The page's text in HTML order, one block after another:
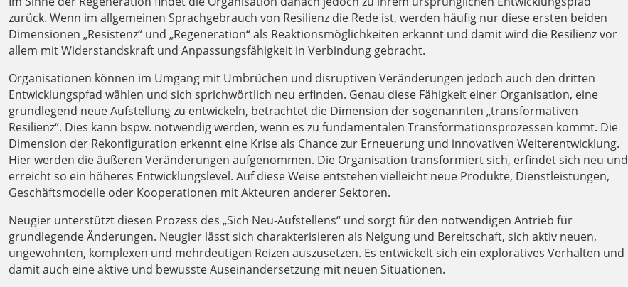
zurück. Wenn im allgemeinen Sprachgebrauch von Resilienz die Rede ist, werden häufig nur diese ersten beiden
Dimensionen „Resistenz“ und „Regeneration“ als Reaktionsmöglichkeiten erkannt und damit wird die Resilienz vor
allem mit Widerstandskraft und Anpassungsfähigkeit in Verbindung gebracht.
Organisationen können im Umgang mit Umbrüchen und disruptiven Veränderungen jedoch auch den dritten
Entwicklungspfad wählen und sich sprichwörtlich neu erfinden. Genau diese Fähigkeit einer Organisation, eine
grundlegend neue Aufstellung zu entwickeln, betrachtet die Dimension der sogenannten „transformativen
Resilienz“. Dies kann bspw. notwendig werden, wenn es zu fundamentalen Transformationsprozessen kommt. Die
Dimension der Rekonfiguration erkennt eine Krise als Chance zur Erneuerung und innovativen Weiterentwicklung.
Hier werden die äußeren Veränderungen aufgenommen. Die Organisation transformiert sich, erfindet sich neu und
erreicht so ein höheres Entwicklungslevel. Auf diese Weise entstehen vielleicht neue Produkte, Dienstleistungen,
Geschäftsmodelle oder Kooperationen mit Akteuren anderer Sektoren.
Neugier unterstützt diesen Prozess des „Sich Neu-Aufstellens“ und sorgt für den notwendigen Antrieb für
grundlegende Änderungen. Neugier lässt sich charakterisieren als Neigung und Bereitschaft, sich aktiv neuen,
ungewohnten, komplexen und mehrdeutigen Reizen auszusetzen. Es entwickelt sich ein exploratives Verhalten und
damit auch eine aktive und bewusste Auseinandersetzung mit neuen Situationen.